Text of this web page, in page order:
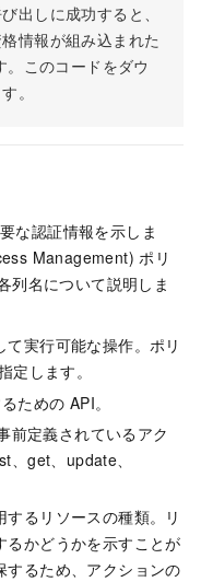
出しに成功すると、
情報が組み込まれた
このコードをダウ
。
な認証情報を示しま
Management) ポリ
列名について説明しま
実行可能な操作。ポリ
定します。
ための API。
前定義されているアク
get、update、
るリソースの種類。リ
るかどうかを示すことが
するため、アクションの